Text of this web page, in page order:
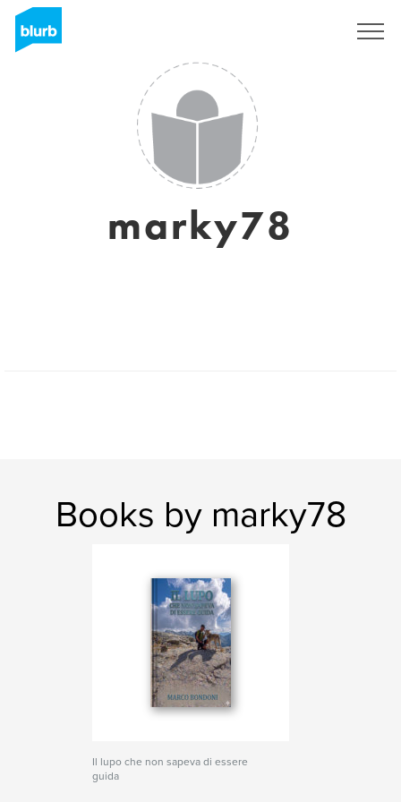
marky78
Books by marky78
Il lupo che non sapeva di essere
guida